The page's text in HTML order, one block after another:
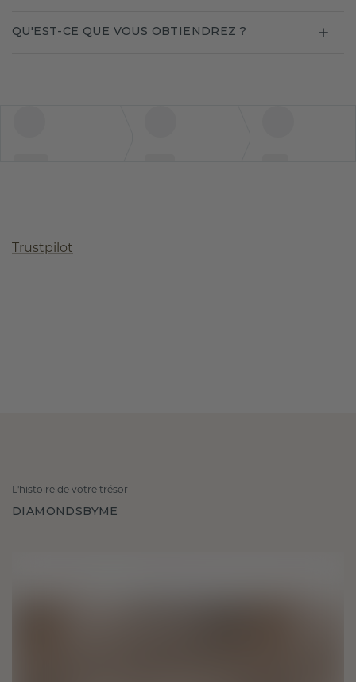
QU'EST-CE QUE VOUS OBTIENDREZ ?
Trustpilot
L'histoire de votre trésor
DIAMONDSBYME